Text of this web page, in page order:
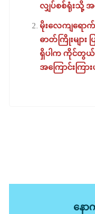
လျှပ်စစ်ရုံးသို့ အက
မိုးလေကျရောက်
ဓာတ်ကြိုးများ
ရှိပါက ကိုင်တွယ်ခ
အကြောင်းကြား
နော